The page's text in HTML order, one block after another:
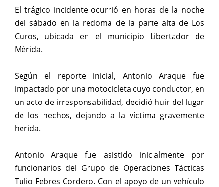
El trágico incidente ocurrió en horas de la noche
del sábado en la redoma de la parte alta de Los
Curos, ubicada en el municipio Libertador de
Mérida.
Según el reporte inicial, Antonio Araque fue
impactado por una motocicleta cuyo conductor, en
un acto de irresponsabilidad, decidió huir del lugar
de los hechos, dejando a la víctima gravemente
herida.
Antonio Araque fue asistido inicialmente por
funcionarios del Grupo de Operaciones Tácticas
Tulio Febres Cordero. Con el apoyo de un vehículo